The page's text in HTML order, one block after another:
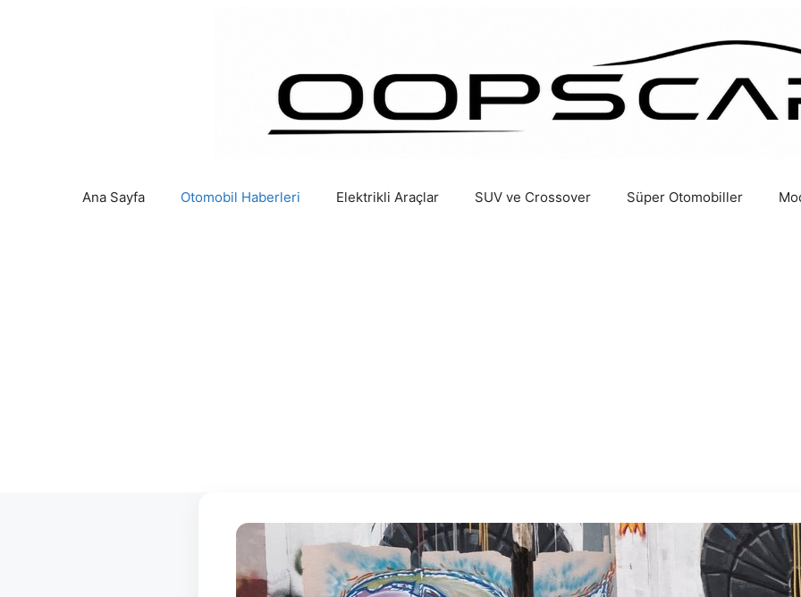
Ana Sayfa Otomobil Haberleri Elektrikli Araçlar SUV ve Crossover Süper Otomobiller